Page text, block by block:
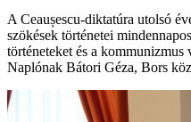
A Ceaușescu-diktatúra utolsó
szökések történetei
történeteket és a
Naplónak Bátori Géza, Bors